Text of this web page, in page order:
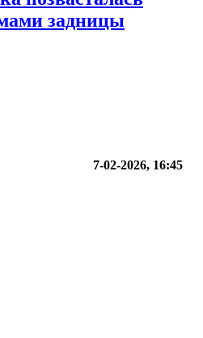
задницы
7-02-2026, 16:45